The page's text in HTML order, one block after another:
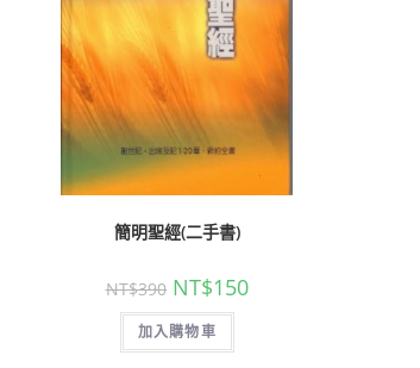
簡明聖經(二手書)
NT$390 NT$150
加入購物車